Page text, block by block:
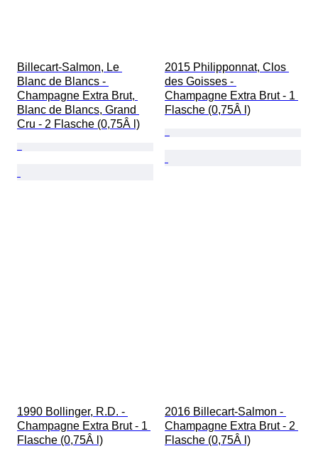
Billecart-Salmon, Le
Blanc de Blancs -
Champagne Extra Brut,
Blanc de Blancs, Grand
Cru - 2 Flasche (0,75Â l)
2015 Philipponnat, Clos
des Goisses -
Champagne Extra Brut - 1
Flasche (0,75Â l)
1990 Bollinger, R.D. -
Champagne Extra Brut - 1
Flasche (0,75Â l)
2016 Billecart-Salmon -
Champagne Extra Brut - 2
Flasche (0,75Â l)